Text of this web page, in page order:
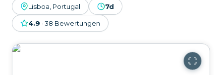
Lisboa, Portugal 7d
4.9 · 38 Bewertungen